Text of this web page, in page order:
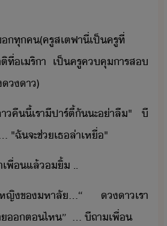
ทุค​(​ครู​สเต​ฟาี​่​เป็​ครู​ที่​
ที่​เริา​ ​ ​เป็​ครู​คคุ​าร​ส​
า​)
​คืี้​เรา​ี​ปาร์ตี้​ั​ะ​่า​ลื​"​ ​ี​
​"​ฉั​จะ​ช่​เธ​ล่า​เหื่​"
พื่​แล้​ิ้​ ​..
ญิ​ข​หาลั​...​“​ ​า​เรา​
​ต​ไห​”​ ​ ​...​ ​ี​ถา​เพื่